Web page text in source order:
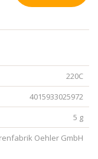
220C
4015933025972
5 g
Oehler GmbH